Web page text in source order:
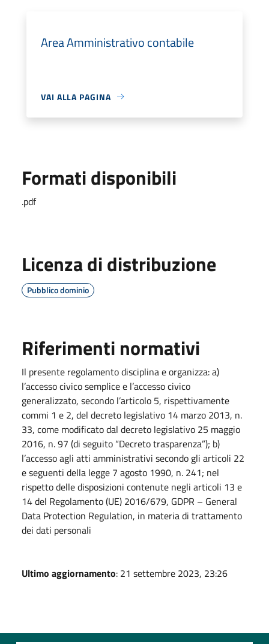
Area Amministrativo contabile
VAI ALLA PAGINA
Formati disponibili
.pdf
Licenza di distribuzione
Pubblico dominio
Riferimenti normativi
Il presente regolamento disciplina e organizza: a)
l’accesso civico semplice e l’accesso civico
generalizzato, secondo l’articolo 5, rispettivamente
commi 1 e 2, del decreto legislativo 14 marzo 2013, n.
33, come modificato dal decreto legislativo 25 maggio
2016, n. 97 (di seguito “Decreto trasparenza”); b)
l’accesso agli atti amministrativi secondo gli articoli 22
e seguenti della legge 7 agosto 1990, n. 241; nel
rispetto delle disposizioni contenute negli articoli 13 e
14 del Regolamento (UE) 2016/679, GDPR – General
Data Protection Regulation, in materia di trattamento
dei dati personali
Ultimo aggiornamento: 21 settembre 2023, 23:26